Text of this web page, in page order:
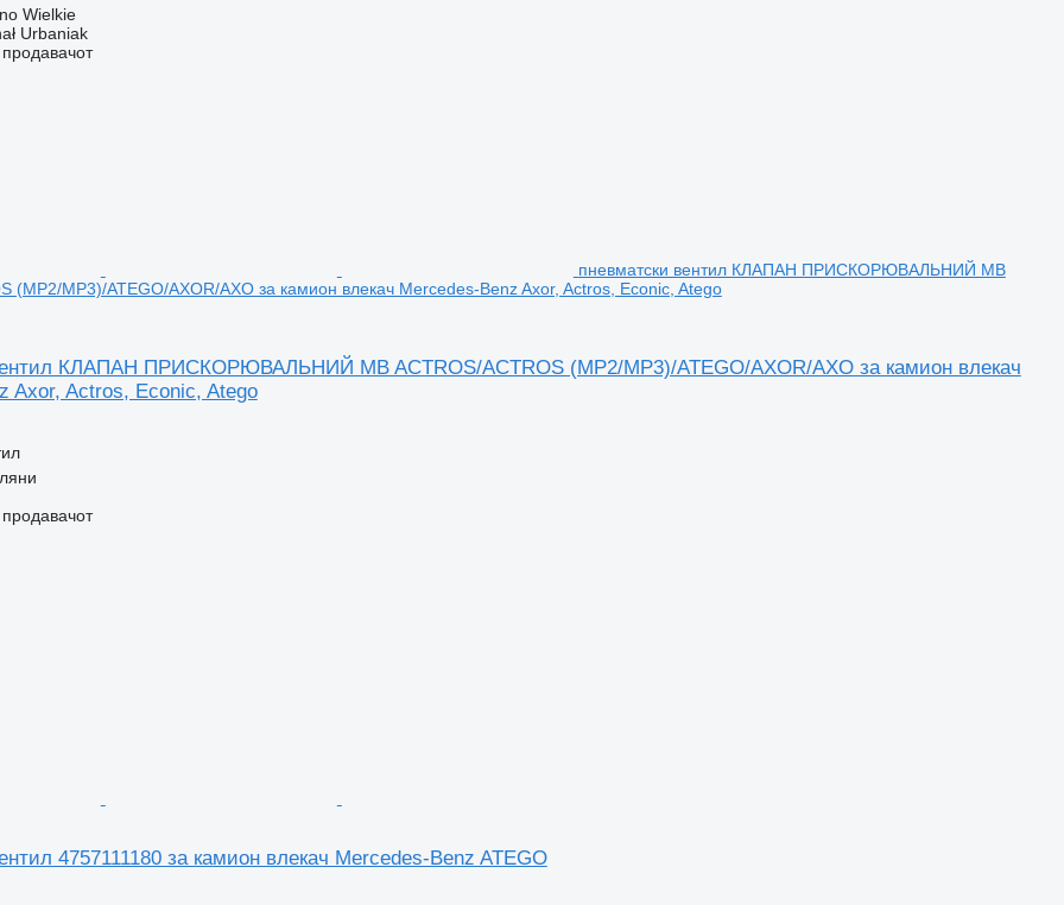
Wielkie
Urbaniak
продавачот
пневматски вентил КЛАПАН ПРИСКОРЮВАЛЬНИЙ MB
(MP2/MP3)/ATEGO/AXOR/AXO за камион влекач Mercedes-Benz Axor, Actros, Econic, Atego
КЛАПАН ПРИСКОРЮВАЛЬНИЙ MB ACTROS/ACTROS (MP2/MP3)/ATEGO/AXOR/AXO за камион влекач
Axor, Actros, Econic, Atego
продавачот
4757111180 за камион влекач Mercedes-Benz ATEGO